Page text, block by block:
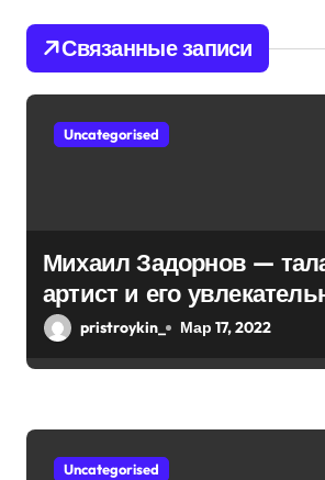
я
п
о
и
я
м
Связанные записи
Uncategorised
Михаил Задорнов —
артист и его
биография —
pristroykin_ Мар 17, 2022
Uncategorised